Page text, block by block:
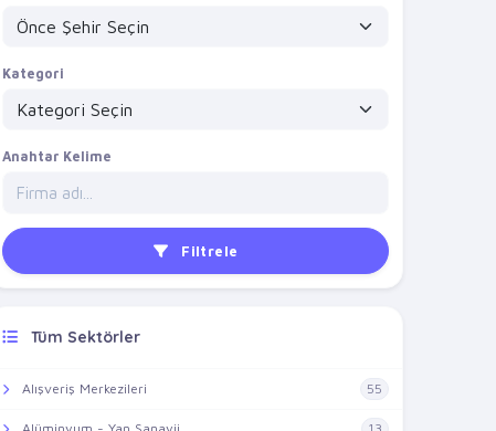
Kategori
Anahtar Kelime
Filtrele
Tüm Sektörler
Alışveriş Merkezileri 55